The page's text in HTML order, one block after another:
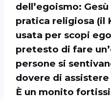
dell’egoismo:
pratica religiosa (il
usata per scopi
pretesto di fare
persone si
dovere di
È un monito